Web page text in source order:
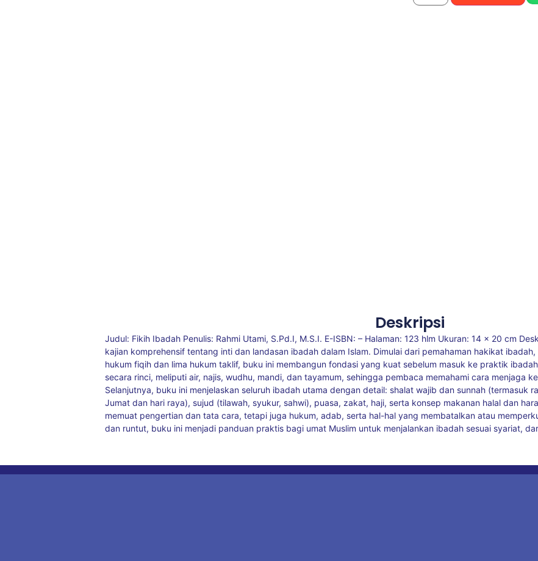
Deskripsi
Judul: Fikih Ibadah Penulis: Rahmi Utami, S.Pd.I, M.S.I. E-ISBN: – Halaman: 123 hlm Ukuran: 14 x 20 cm
kajian komprehensif tentang inti dan landasan ibadah dalam Islam. Dimulai dari pemahaman hakikat
hukum fiqih dan lima hukum taklif, buku ini membangun fondasi yang kuat sebelum masuk ke praktik
secara rinci, meliputi air, najis, wudhu, mandi, dan tayamum, sehingga pembaca memahami cara menjaga
Selanjutnya, buku ini menjelaskan seluruh ibadah utama dengan detail: shalat wajib dan sunnah (termasuk
Jumat dan hari raya), sujud (tilawah, syukur, sahwi), puasa, zakat, haji, serta konsep makanan halal dan
memuat pengertian dan tata cara, tetapi juga hukum, adab, serta hal-hal yang membatalkan atau
dan runtut, buku ini menjadi panduan praktis bagi umat Muslim untuk menjalankan ibadah sesuai syariat,